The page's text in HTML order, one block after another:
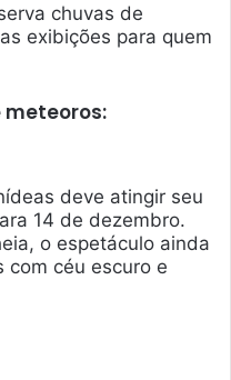
chuvas de
exibições para quem
meteoros:
deve atingir seu
14 de dezembro.
o espetáculo ainda
céu escuro e